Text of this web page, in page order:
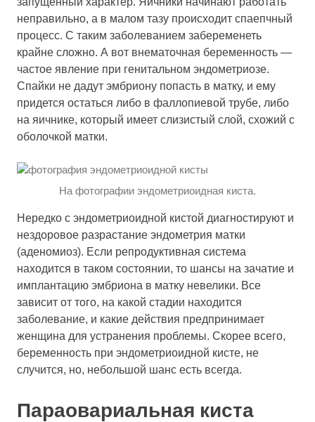
неправильно, а в малом тазу происходит спаепчный
процесс. С таким заболеванием забеременеть
крайне сложно. А вот внематочная беременность —
частое явление при генитальном эндометриозе.
Спайки не дадут эмбриону попасть в матку, и ему
придется остаться либо в фаллопиевой трубе, либо
на яичнике, который имеет слизистый слой, схожий с
оболочкой матки.
На фотографии эндометриоидная киста.
Нередко с эндометриоидной кистой диагностируют и
нездоровое разрастание эндометрия матки
(аденомиоз). Если репродуктивная система
находится в таком состоянии, то шансы на зачатие и
имплантацию эмбриона в матку невелики. Все
зависит от того, на какой стадии находится
заболевание, и какие действия предпринимает
женщина для устранения проблемы. Скорее всего,
беременность при эндометриоидной кисте, не
случится, но, небольшой шанс есть всегда.
Параовариальная киста